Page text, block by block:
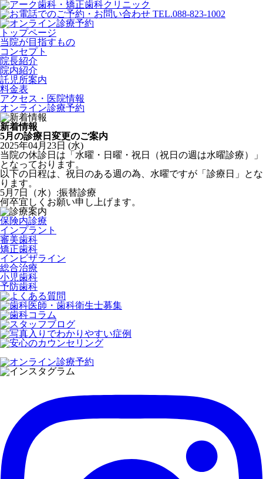
トップページ
当院が目指すもの
コンセプト
院長紹介
院内紹介
託児所案内
料金表
アクセス・医院情報
オンライン診療予約
新着情報
5月の診療日変更のご案内
2025年04月23日 (水)
当院の休診日は「水曜・日曜・祝日（祝日の週は水曜診療）」
となっております。
以下の日程は、祝日のある週の為、水曜ですが「診療日」とな
ります。
5月7日（水）:振替診療
何卒宜しくお願い申し上げます。
保険内診療
インプラント
審美歯科
矯正歯科
インビザライン
総合治療
小児歯科
予防歯科